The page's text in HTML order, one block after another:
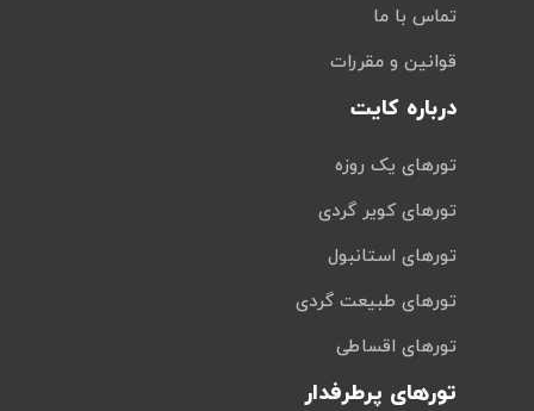
تماس با ما
قوانین و مقررات
درباره کایت
تورهای یک روزه
تورهای کویر گردی
تورهای استانبول
تورهای طبیعت گردی
تورهای اقساطی
تورهای پرطرفدار